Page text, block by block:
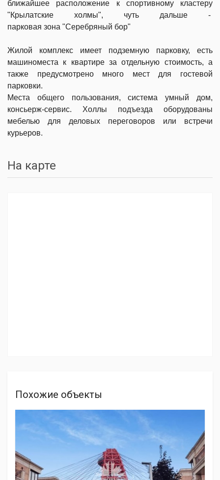
ближайшее расположение к спортивному кластеру
"Крылатские холмы", чуть дальше -
парковая зона "Серебряный бор"
Жилой комплекс имеет подземную парковку, есть
машиноместа к квартире за отдельную стоимость, а
также предусмотрено много мест для гостевой
парковки.
Места общего пользования, система умный дом,
консьерж-сервис. Холлы подъезда оборудованы
мебелью для деловых переговоров или встречи
курьеров.
На карте
Похожие объекты